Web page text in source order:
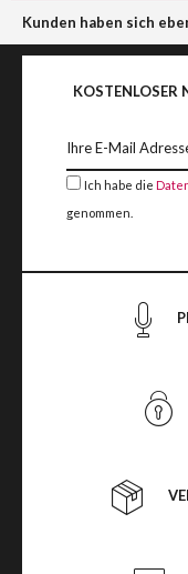
Kunden haben sich
KOSTENLOSER
Ich habe die
genommen.